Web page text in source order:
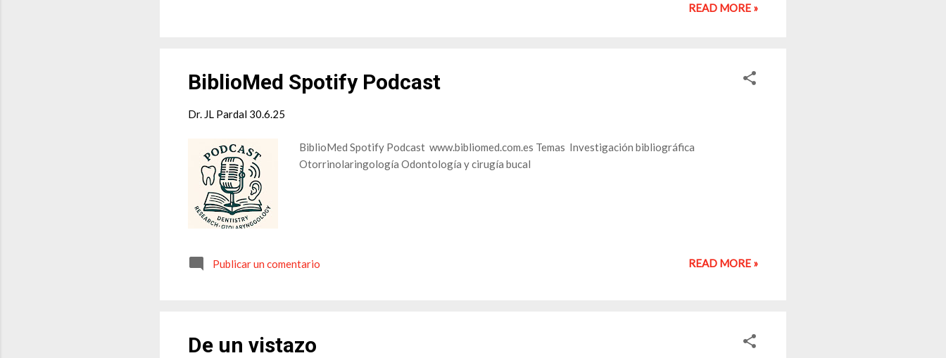
READ MORE »
BiblioMed Spotify Podcast
Dr. JL Pardal 30.6.25
BiblioMed Spotify Podcast www.bibliomed.com.es Temas Investigación bibliográfica
Otorrinolaringología Odontología y cirugía bucal
Publicar un comentario READ MORE »
De un vistazo